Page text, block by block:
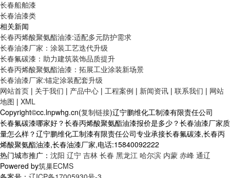
长春船舶漆
长春油漆类
相关新闻
长春丙烯酸聚氨酯油漆:适配多元防护需求
长春油漆厂家：涂装工艺迭代升级
长春氟碳漆：助力建筑装饰品质提升
长春丙烯酸聚氨酯油漆：拓展工业涂装新场景
长春油漆厂家:锚定涂装配套升级
网站首页 | 关于我们 | 产品中心 | 工程案例 | 新闻资讯 | 联系我们 | 网站
地图 | XML
Copyright©cc.lnpwhg.cn(复制链接)辽宁鹏维化工制漆有限责任公司
长春氟碳漆哪家好？长春丙烯酸聚氨酯油漆报价是多少？长春油漆厂家质
量怎么样？辽宁鹏维化工制漆有限责任公司专业承接长春氟碳漆,长春丙
烯酸聚氨酯油漆,长春油漆厂家,电话:15840092222
热门城市推广： 沈阳 辽宁 吉林 长春 黑龙江 哈尔滨 内蒙 赤峰 通辽
Powered by筑巢ECMS